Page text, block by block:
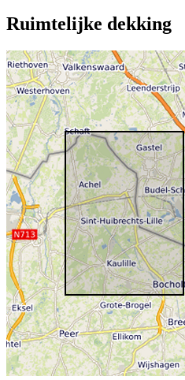
Ruimtelijke dekking